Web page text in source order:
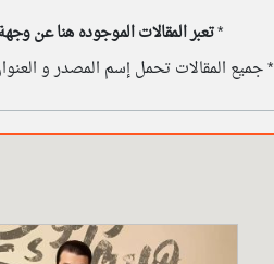
*تعبر المقالات الموجوده هنا عن
* جميع المقالات تحمل إسم المصدر و